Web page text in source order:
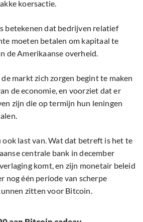
koersactie.
betekenen dat bedrijven relatief
moeten betalen om kapitaal te
de Amerikaanse overheid.
markt zich zorgen begint te maken
de economie, en voorziet dat er
zijn die op termijn hun leningen
last van. Wat dat betreft is het te
centrale bank in december
komt, en zijn monetair beleid
nog één periode van scherpe
zitten voor Bitcoin.